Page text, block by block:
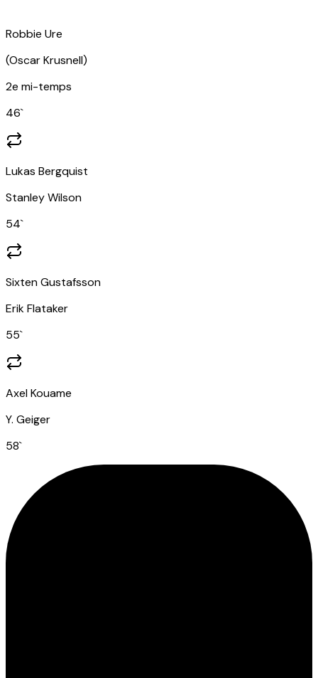
Robbie Ure
(Oscar Krusnell)
2e mi-temps
46`
Lukas Bergquist
Stanley Wilson
54`
Sixten Gustafsson
Erik Flataker
55`
Axel Kouame
Y. Geiger
58`